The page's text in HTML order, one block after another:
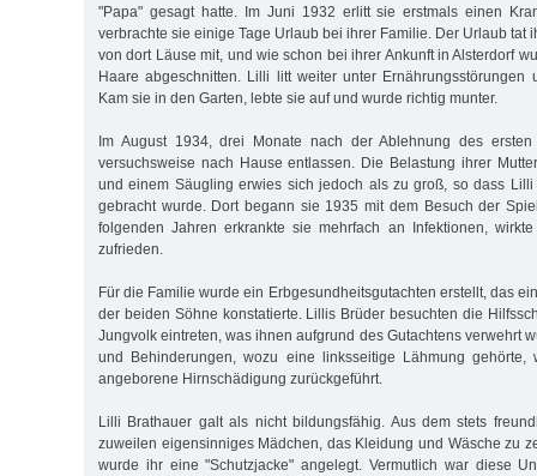
"Papa" gesagt hatte. Im Juni 1932 erlitt sie erstmals einen
verbrachte sie einige Tage Urlaub bei ihrer Familie. Der Urlaub tat
von dort Läuse mit, und wie schon bei ihrer Ankunft in Alsterdorf
Haare abgeschnitten. Lilli litt weiter unter Ernährungsstörungen
Kam sie in den Garten, lebte sie auf und wurde richtig munter.
Im August 1934, drei Monate nach der Ablehnung des
versuchsweise nach Hause entlassen. Die Belastung ihrer
und einem Säugling erwies sich jedoch als zu groß, so dass Lilli
gebracht wurde. Dort begann sie 1935 mit dem Besuch der
folgenden Jahren erkrankte sie mehrfach an Infektionen,
zufrieden.
Für die Familie wurde ein Erbgesundheitsgutachten erstellt, das
der beiden Söhne konstatierte. Lillis Brüder besuchten die
Jungvolk eintreten, was ihnen aufgrund des Gutachtens verwehrt
und Behinderungen, wozu eine linksseitige Lähmung gehörte,
angeborene Hirnschädigung zurückgeführt.
Lilli Brathauer galt als nicht bildungsfähig. Aus dem stets
zuweilen eigensinniges Mädchen, das Kleidung und Wäsche zu
wurde ihr eine "Schutzjacke" angelegt. Vermutlich war diese